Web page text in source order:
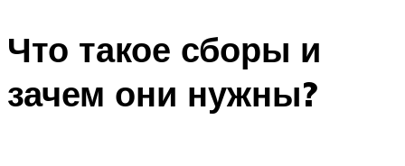
Что такое сборы и
зачем они нужны?